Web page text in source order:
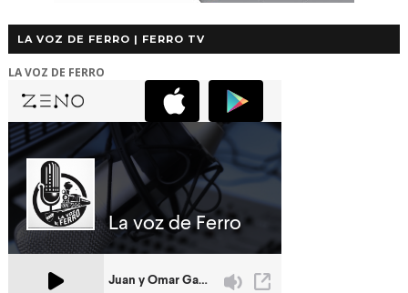
LA VOZ DE FERRO | FERRO TV
LA VOZ DE FERRO